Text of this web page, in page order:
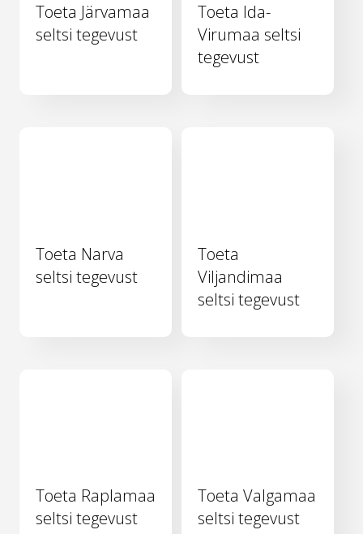
Toeta Järvamaa
seltsi tegevust
Toeta Ida-
Virumaa seltsi
tegevust
Toeta Narva
seltsi tegevust
Toeta
Viljandimaa
seltsi tegevust
Toeta Raplamaa
seltsi tegevust
Toeta Valgamaa
seltsi tegevust